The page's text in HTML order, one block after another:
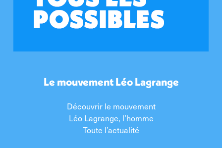
Le mouvement Léo Lagrange
Découvrir le mouvement
Léo Lagrange, l’homme
Toute l’actualité